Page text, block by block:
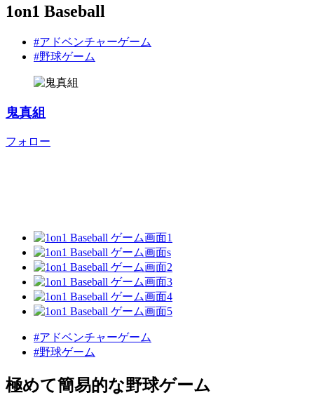
1on1 Baseball
#アドベンチャーゲーム
#野球ゲーム
鬼真組
フォロー
#アドベンチャーゲーム
#野球ゲーム
極めて簡易的な野球ゲーム